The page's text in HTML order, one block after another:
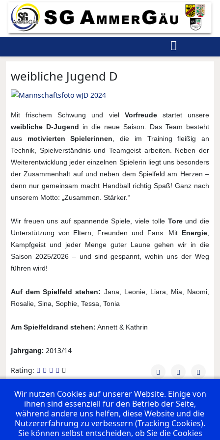
weibliche Jugend D
Mit frischem Schwung und viel Vorfreudestartet unsere
weibliche D-Jugend in die neue Saison. Das Team besteht
aus motivierten Spielerinnen , die im Training fleißig an
Technik, Spielverständnis und Teamgeist arbeiten. Neben der
Weiterentwicklung jeder einzelnen Spielerin liegt uns besonders
der Zusammenhalt auf und neben dem Spielfeld am Herzen –
denn nur gemeinsam macht Handball richtig Spaß! Ganz nach
unserem Motto: „Zusammen. Stärker.“
Wir freuen uns auf spannende Spiele, viele tolle Toreund die
Unterstützung von Eltern, Freunden und Fans. Mit Energie
Kampfgeist und jeder Menge guter Laune gehen wir in die
Saison 2025/2026 – und sind gespannt, wohin uns der Weg
führen wird!
Auf dem Spielfeld stehen: Jana, Leonie, Liara, Mia, Naomi,
Rosalie, Sina, Sophie, Tessa, Tonia
Am Spielfeldrand stehen: Annett & Kathrin
Jahrgang: 2013/14
Rating:
UNSERE PREMIUM SPONSOREN
Wir nutzen Cookies auf unserer Website. Einige von
ihnen sind essenziell für den Betrieb der Seite,
während andere uns helfen, diese Website und die
Nutzererfahrung zu verbessern (Tracking Cookies).
Sie können selbst entscheiden, ob Sie die Cookies